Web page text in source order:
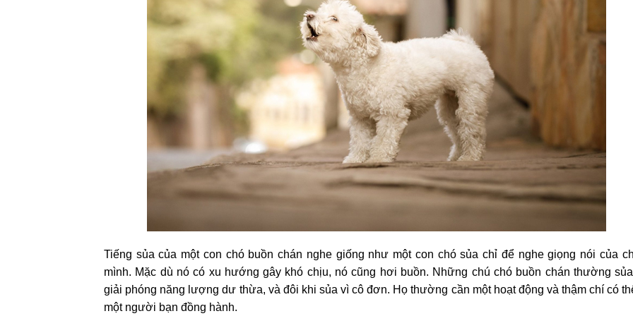
Tiếng sủa của một con chó buồn chán nghe giống như một con chó sủa chỉ để nghe giọng nói của
mình. Mặc dù nó có xu hướng gây khó chịu, nó cũng hơi buồn. Những chú chó buồn chán thường
giải phóng năng lượng dư thừa, và đôi khi sủa vì cô đơn. Họ thường cần một hoạt động và thậm chí có
một người bạn đồng hành.